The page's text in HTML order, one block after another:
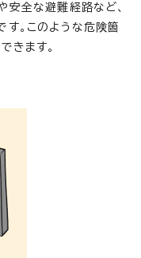
安全な避難経路など、
す。このような危険箇
きます。